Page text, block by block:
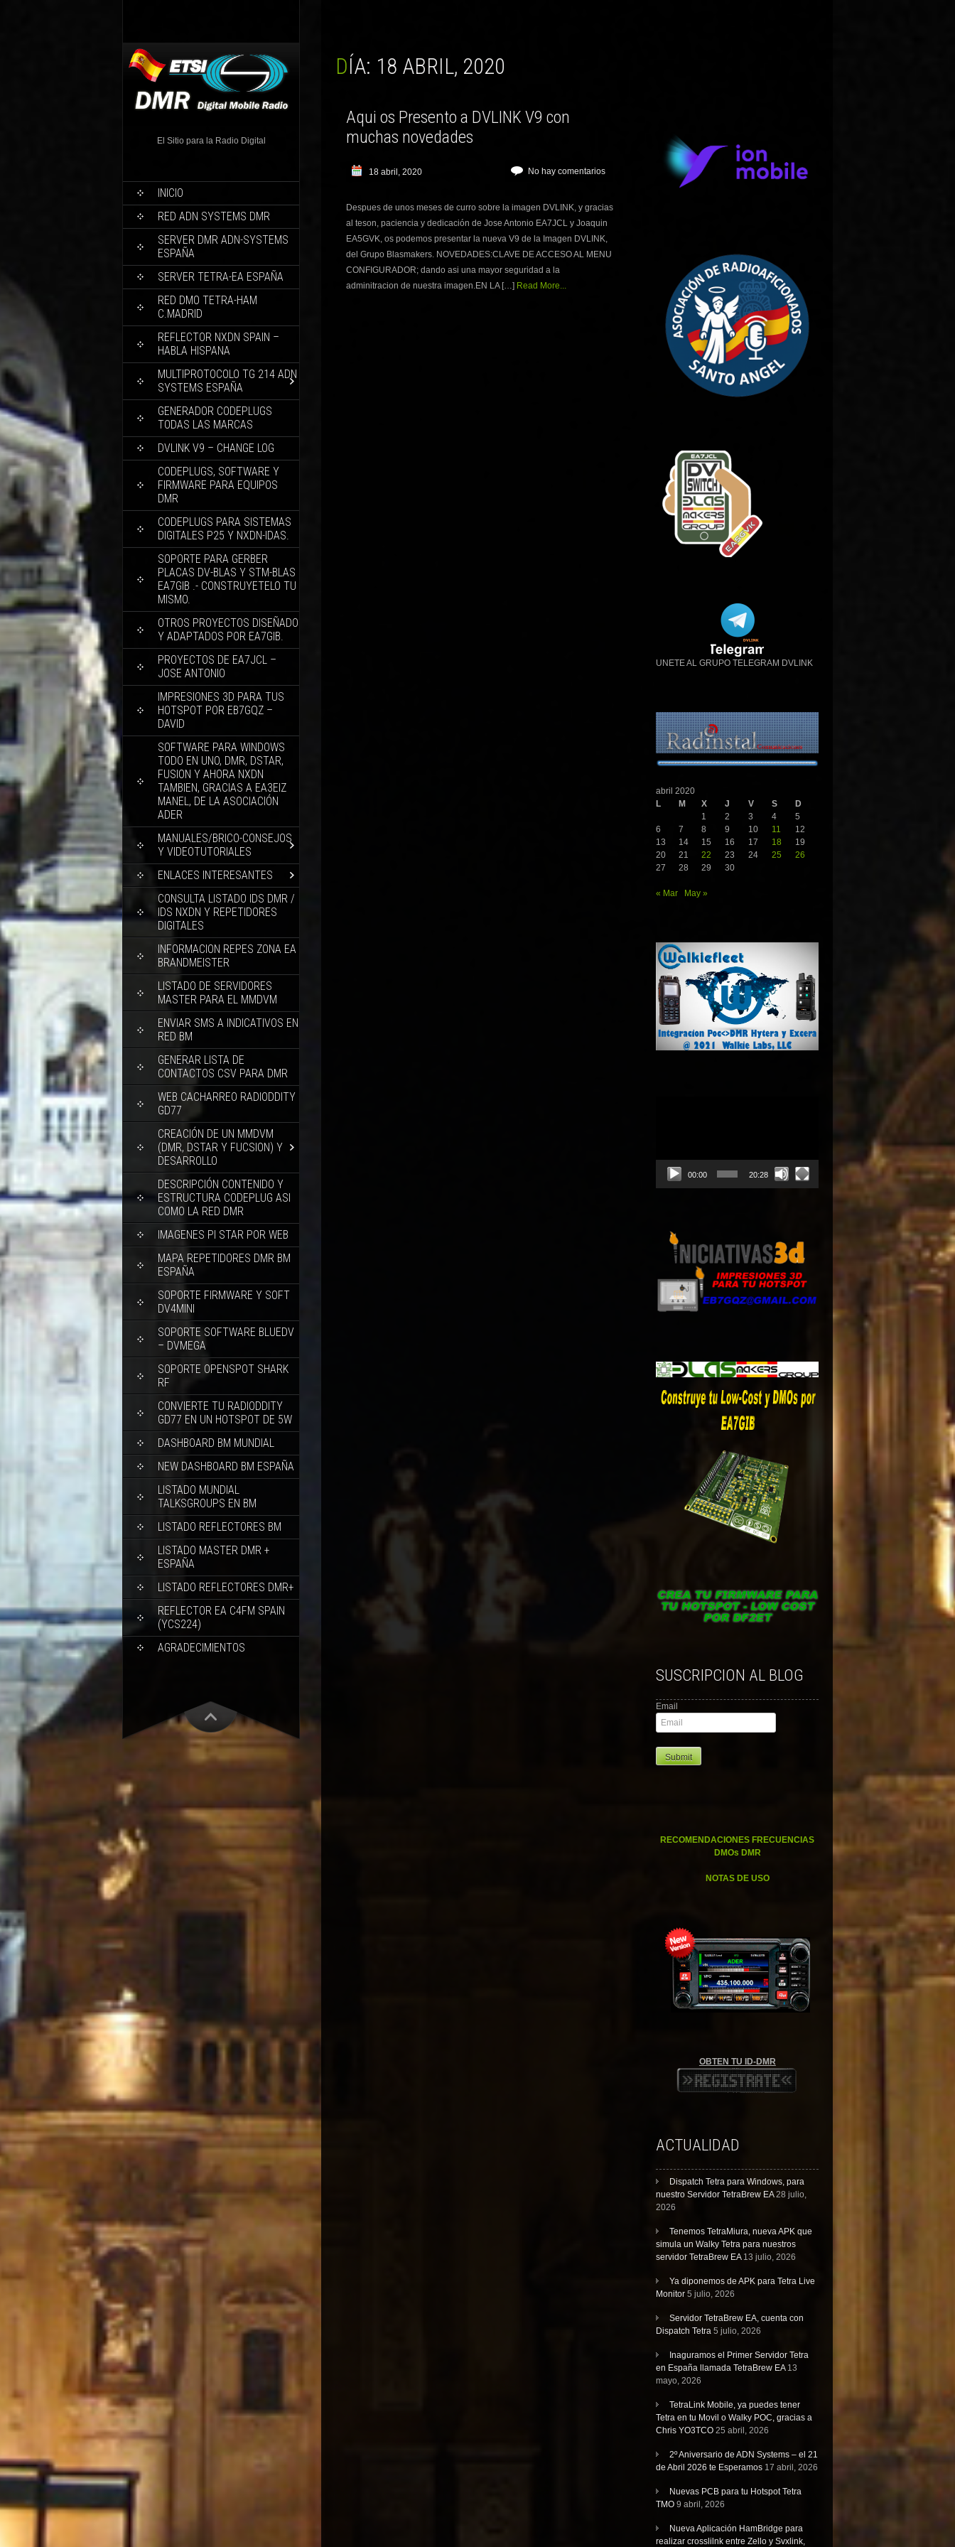
El Sitio para la Radio Digital
INICIO
RED ADN SYSTEMS DMR
SERVER DMR ADN-SYSTEMS
ESPAÑA
SERVER TETRA-EA ESPAÑA
RED DMO TETRA-HAM
C.MADRID
REFLECTOR NXDN SPAIN –
HABLA HISPANA
MULTIPROTOCOLO TG 214 ADN
SYSTEMS ESPAÑA
GENERADOR CODEPLUGS
TODAS LAS MARCAS
DVLINK V9 – CHANGE LOG
CODEPLUGS, SOFTWARE Y
FIRMWARE PARA EQUIPOS
DMR
CODEPLUGS PARA SISTEMAS
DIGITALES P25 Y NXDN-IDAS.
SOPORTE PARA GERBER
PLACAS DV-BLAS Y STM-BLAS
EA7GIB .- CONSTRUYETELO TU
MISMO.
OTROS PROYECTOS DISEÑADO
Y ADAPTADOS POR EA7GIB.
PROYECTOS DE EA7JCL –
JOSE ANTONIO
IMPRESIONES 3D PARA TUS
HOTSPOT POR EB7GQZ –
DAVID
SOFTWARE PARA WINDOWS
TODO EN UNO, DMR, DSTAR,
FUSION Y AHORA NXDN
TAMBIEN, GRACIAS A EA3EIZ
MANEL, DE LA ASOCIACIÓN
ADER
MANUALES/BRICO-CONSEJOS
Y VIDEOTUTORIALES
ENLACES INTERESANTES
CONSULTA LISTADO IDS DMR /
IDS NXDN Y REPETIDORES
DIGITALES
INFORMACION REPES ZONA EA
BRANDMEISTER
LISTADO DE SERVIDORES
MASTER PARA EL MMDVM
ENVIAR SMS A INDICATIVOS EN
RED BM
GENERAR LISTA DE
CONTACTOS CSV PARA DMR
WEB CACHARREO RADIODDITY
GD77
CREACIÓN DE UN MMDVM
(DMR, DSTAR Y FUCSION) Y
DESARROLLO
DESCRIPCIÓN CONTENIDO Y
ESTRUCTURA CODEPLUG ASI
COMO LA RED DMR
IMAGENES PI STAR POR WEB
MAPA REPETIDORES DMR BM
ESPAÑA
SOPORTE FIRMWARE Y SOFT
DV4MINI
SOPORTE SOFTWARE BLUEDV
– DVMEGA
SOPORTE OPENSPOT SHARK
RF
CONVIERTE TU RADIODDITY
GD77 EN UN HOTSPOT DE 5W
DASHBOARD BM MUNDIAL
NEW DASHBOARD BM ESPAÑA
LISTADO MUNDIAL
TALKSGROUPS EN BM
LISTADO REFLECTORES BM
LISTADO MASTER DMR +
ESPAÑA
LISTADO REFLECTORES DMR+
REFLECTOR EA C4FM SPAIN
(YCS224)
AGRADECIMIENTOS
DÍA: 18 ABRIL, 2020
Aqui os Presento a DVLINK V9 con
muchas novedades
18 abril, 2020 No hay comentarios
Despues de unos meses de curro sobre la imagen DVLINK, y gracias
al teson, paciencia y dedicación de Jose Antonio EA7JCL y Joaquin
EA5GVK, os podemos presentar la nueva V9 de la Imagen DVLINK,
del Grupo Blasmakers. NOVEDADES:CLAVE DE ACCESO AL MENU
CONFIGURADOR; dando asi una mayor seguridad a la
adminitracion de nuestra imagen.EN LA […] Read More...
UNETE AL GRUPO TELEGRAM DVLINK
abril 2020
L
M X J V S
D
1
2 3 4
5
6
7 8 9 10 11
12
13
14 15 16 17 18
19
20
21 22 23 24 25
26
27
28 29 30
« Mar May »
00:00 20:28
SUSCRIPCION AL BLOG
Email
RECOMENDACIONES FRECUENCIAS
DMOs DMR
NOTAS DE USO
OBTEN TU ID-DMR
ACTUALIDAD
Dispatch Tetra para Windows, para
nuestro Servidor TetraBrew EA 28 julio,
2026
Tenemos TetraMiura, nueva APK que
simula un Walky Tetra para nuestros
servidor TetraBrew EA 13 julio, 2026
Ya diponemos de APK para Tetra Live
Monitor 5 julio, 2026
Servidor TetraBrew EA, cuenta con
Dispatch Tetra 5 julio, 2026
Inaguramos el Primer Servidor Tetra
en España llamada TetraBrew EA 13
mayo, 2026
TetraLink Mobile, ya puedes tener
Tetra en tu Movil o Walky POC, gracias a
Chris YO3TCO 25 abril, 2026
2º Aniversario de ADN Systems – el 21
de Abril 2026 te Esperamos 17 abril, 2026
Nuevas PCB para tu Hotspot Tetra
TMO 9 abril, 2026
Nueva Aplicación HamBridge para
realizar crosslilnk entre Zello y Svxlink,